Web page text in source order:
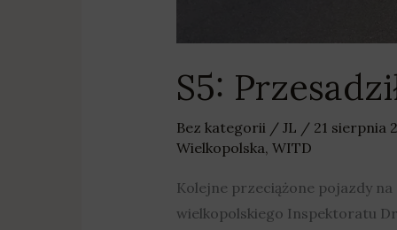
S5:
Bez kategorii/ JL / 21 sierpnia
Wielkopolska, WITD
Kolejne przeciążone pojazdy
wielkopolskiego Inspektoratu